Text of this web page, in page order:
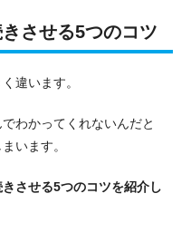
させる5つのコツ
違います。
わかってくれないんだと
います。
させる5つのコツを紹介し